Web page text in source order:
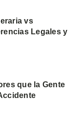
vs
Legales y
que la Gente